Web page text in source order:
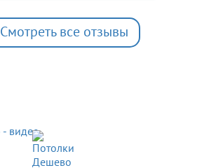
Смотреть все отзывы